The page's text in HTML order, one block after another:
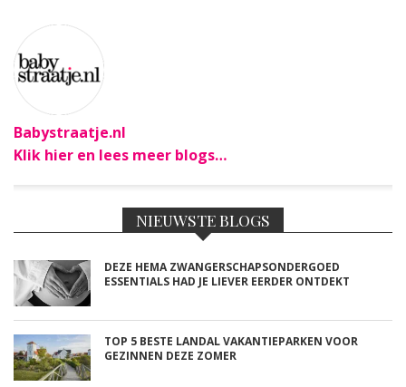
Babystraatje.nl
Klik hier en lees meer blogs…
NIEUWSTE BLOGS
DEZE HEMA ZWANGERSCHAPSONDERGOED
ESSENTIALS HAD JE LIEVER EERDER ONTDEKT
TOP 5 BESTE LANDAL VAKANTIEPARKEN VOOR
GEZINNEN DEZE ZOMER